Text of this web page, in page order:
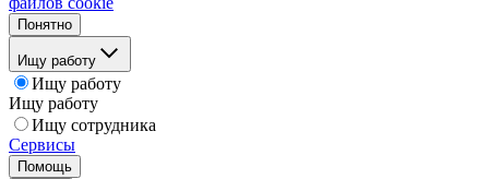
Понятно
Ищу работу
Ищу работу
Ищу работу
Ищу сотрудника
Сервисы
Помощь